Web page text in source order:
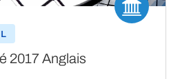
2017 Anglais